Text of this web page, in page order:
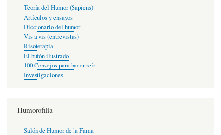
Teoría del Humor (Sapiens)
Artículos y ensayos
Diccionario del humor
Vis a vis (entrevistas)
Risoterapia
El bufón ilustrado
100 Consejos para hacer reír
Investigaciones
Humorofilia
Salón de Humor de la Fama